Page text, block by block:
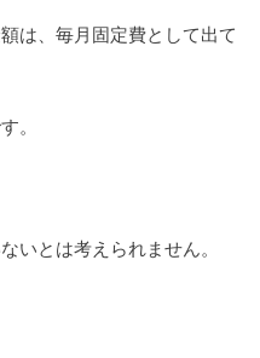
は、毎月固定費として出て
。
いとは考えられません。